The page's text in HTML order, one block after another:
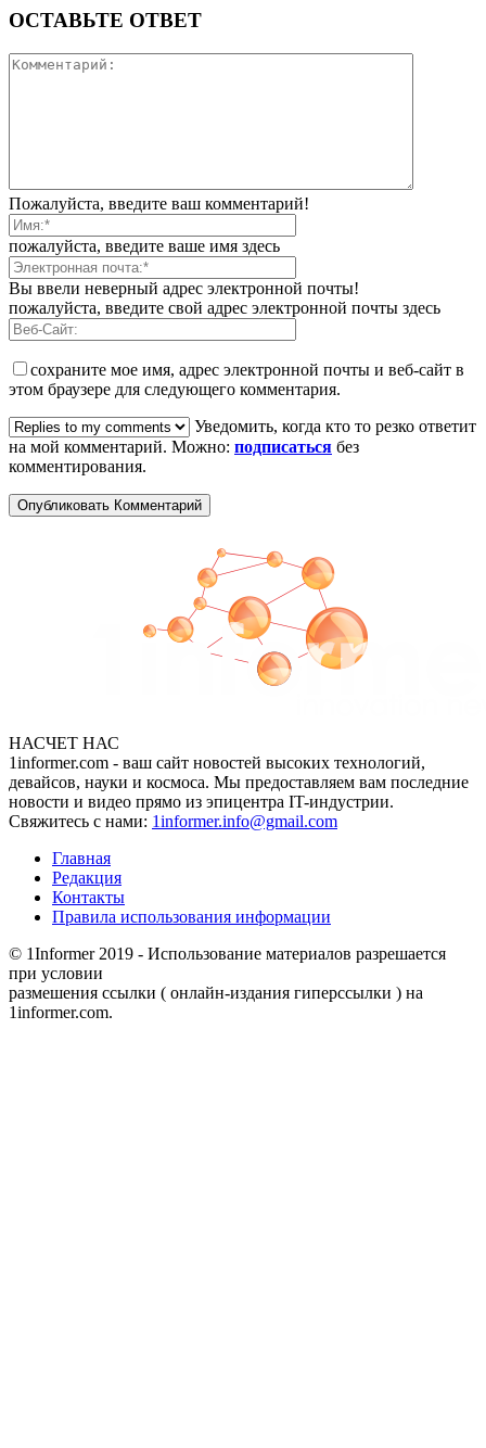
ОСТАВЬТЕ ОТВЕТ
Пожалуйста, введите ваш комментарий!
пожалуйста, введите ваше имя здесь
Вы ввели неверный адрес электронной почты!
пожалуйста, введите свой адрес электронной почты здесь
сохраните мое имя, адрес электронной почты и веб-сайт в
этом браузере для следующего комментария.
Уведомить, когда кто то резко ответит
на мой комментарий. Можно: подписаться без
комментирования.
НАСЧЕТ НАС
1informer.com - ваш сайт новостей высоких технологий,
девайсов, науки и космоса. Мы предоставляем вам последние
новости и видео прямо из эпицентра IT-индустрии.
Свяжитесь с нами: 1informer.info@gmail.com
Главная
Редакция
Контакты
Правила использования информации
© 1Informer 2019 - Использование материалов разрешается
при условии
размешения ссылки ( онлайн-издания гиперссылки ) на
1informer.com.